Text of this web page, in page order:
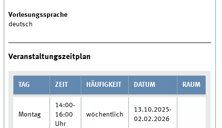
Vorlesungssprache
deutsch
Veranstaltungszeitplan
TAG ZEIT HÄUFIGKEIT DATUM RAUM
Montag
14:00-
16:00
Uhr
wöchentlich
13.10.2025-
02.02.2026